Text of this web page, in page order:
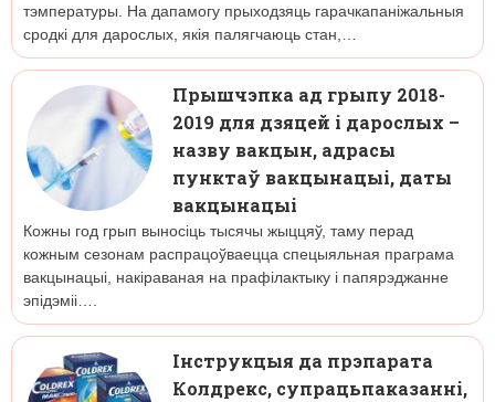
тэмпературы. На дапамогу прыходзяць гарачкапаніжальныя
сродкі для дарослых, якія палягчаюць стан,…
Прышчэпка ад грыпу 2018-
2019 для дзяцей і дарослых –
назву вакцын, адрасы
пунктаў вакцынацыі, даты
вакцынацыі
Кожны год грып выносіць тысячы жыццяў, таму перад
кожным сезонам распрацоўваецца спецыяльная праграма
вакцынацыі, накіраваная на прафілактыку і папярэджанне
эпідэміі….
Інструкцыя да прэпарата
Колдрекс, супрацьпаказанні,